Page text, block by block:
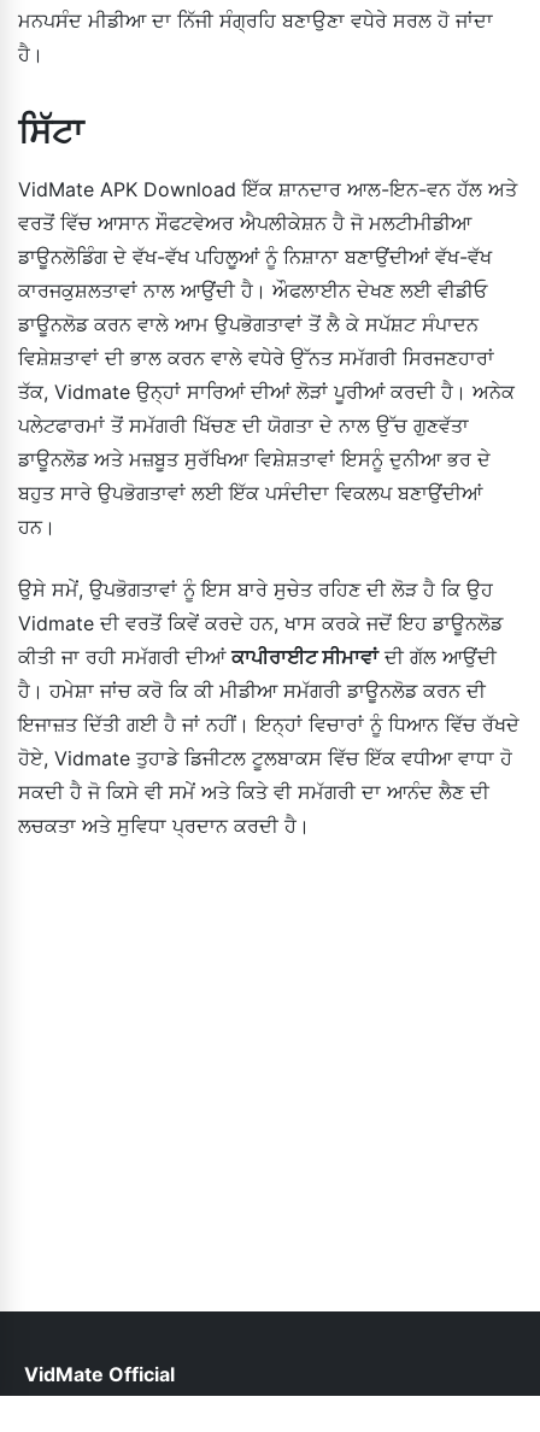
ਮਨਪਸੰਦ ਮੀਡੀਆ ਦਾ ਨਿੱਜੀ ਸੰਗ੍ਰਹਿ ਬਣਾਉਣਾ ਵਧੇਰੇ ਸਰਲ ਹੋ ਜਾਂਦਾ
ਹੈ।
ਸਿੱਟਾ
VidMate APK Download ਇੱਕ ਸ਼ਾਨਦਾਰ ਆਲ-ਇਨ-ਵਨ ਹੱਲ ਅਤੇ
ਵਰਤੋਂ ਵਿੱਚ ਆਸਾਨ ਸੌਫਟਵੇਅਰ ਐਪਲੀਕੇਸ਼ਨ ਹੈ ਜੋ ਮਲਟੀਮੀਡੀਆ
ਡਾਊਨਲੋਡਿੰਗ ਦੇ ਵੱਖ-ਵੱਖ ਪਹਿਲੂਆਂ ਨੂੰ ਨਿਸ਼ਾਨਾ ਬਣਾਉਂਦੀਆਂ ਵੱਖ-ਵੱਖ
ਕਾਰਜਕੁਸ਼ਲਤਾਵਾਂ ਨਾਲ ਆਉਂਦੀ ਹੈ। ਔਫਲਾਈਨ ਦੇਖਣ ਲਈ ਵੀਡੀਓ
ਡਾਊਨਲੋਡ ਕਰਨ ਵਾਲੇ ਆਮ ਉਪਭੋਗਤਾਵਾਂ ਤੋਂ ਲੈ ਕੇ ਸਪੱਸ਼ਟ ਸੰਪਾਦਨ
ਵਿਸ਼ੇਸ਼ਤਾਵਾਂ ਦੀ ਭਾਲ ਕਰਨ ਵਾਲੇ ਵਧੇਰੇ ਉੱਨਤ ਸਮੱਗਰੀ ਸਿਰਜਣਹਾਰਾਂ
ਤੱਕ, Vidmate ਉਨ੍ਹਾਂ ਸਾਰਿਆਂ ਦੀਆਂ ਲੋੜਾਂ ਪੂਰੀਆਂ ਕਰਦੀ ਹੈ। ਅਨੇਕ
ਪਲੇਟਫਾਰਮਾਂ ਤੋਂ ਸਮੱਗਰੀ ਖਿੱਚਣ ਦੀ ਯੋਗਤਾ ਦੇ ਨਾਲ ਉੱਚ ਗੁਣਵੱਤਾ
ਡਾਊਨਲੋਡ ਅਤੇ ਮਜ਼ਬੂਤ ਸੁਰੱਖਿਆ ਵਿਸ਼ੇਸ਼ਤਾਵਾਂ ਇਸਨੂੰ ਦੁਨੀਆ ਭਰ ਦੇ
ਬਹੁਤ ਸਾਰੇ ਉਪਭੋਗਤਾਵਾਂ ਲਈ ਇੱਕ ਪਸੰਦੀਦਾ ਵਿਕਲਪ ਬਣਾਉਂਦੀਆਂ
ਹਨ।
ਉਸੇ ਸਮੇਂ, ਉਪਭੋਗਤਾਵਾਂ ਨੂੰ ਇਸ ਬਾਰੇ ਸੁਚੇਤ ਰਹਿਣ ਦੀ ਲੋੜ ਹੈ ਕਿ ਉਹ
Vidmate ਦੀ ਵਰਤੋਂ ਕਿਵੇਂ ਕਰਦੇ ਹਨ, ਖਾਸ ਕਰਕੇ ਜਦੋਂ ਇਹ ਡਾਊਨਲੋਡ
ਕੀਤੀ ਜਾ ਰਹੀ ਸਮੱਗਰੀ ਦੀਆਂਕਾਪੀਰਾਈਟ ਸੀਮਾਵਾਂਦੀ ਗੱਲ ਆਉਂਦੀ
ਹੈ। ਹਮੇਸ਼ਾ ਜਾਂਚ ਕਰੋ ਕਿ ਕੀ ਮੀਡੀਆ ਸਮੱਗਰੀ ਡਾਊਨਲੋਡ ਕਰਨ ਦੀ
ਇਜਾਜ਼ਤ ਦਿੱਤੀ ਗਈ ਹੈ ਜਾਂ ਨਹੀਂ। ਇਨ੍ਹਾਂ ਵਿਚਾਰਾਂ ਨੂੰ ਧਿਆਨ ਵਿੱਚ ਰੱਖਦੇ
ਹੋਏ, Vidmate ਤੁਹਾਡੇ ਡਿਜੀਟਲ ਟੂਲਬਾਕਸ ਵਿੱਚ ਇੱਕ ਵਧੀਆ ਵਾਧਾ ਹੋ
ਸਕਦੀ ਹੈ ਜੋ ਕਿਸੇ ਵੀ ਸਮੇਂ ਅਤੇ ਕਿਤੇ ਵੀ ਸਮੱਗਰੀ ਦਾ ਆਨੰਦ ਲੈਣ ਦੀ
ਲਚਕਤਾ ਅਤੇ ਸੁਵਿਧਾ ਪ੍ਰਦਾਨ ਕਰਦੀ ਹੈ।
VidMate Official